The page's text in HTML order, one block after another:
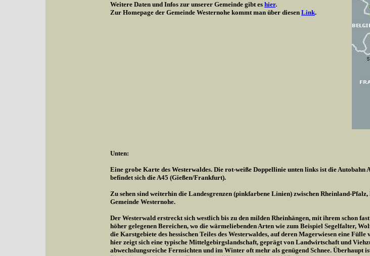
Weitere Daten und Infos zur unserer Gemeinde gibt es hier.
Zur Homepage der Gemeinde Westernohe kommt man über diesen Link.
Unten:
Eine grobe Karte des Westerwaldes. Die rot-weiße Doppellinie unten links ist die
befindet sich die A45 (Gießen/Frankfurt).
Zu sehen sind weiterhin die Landesgrenzen (pinkfarbene Linien) zwischen Rheinland-
Gemeinde Westernohe.
Der Westerwald erstreckt sich westlich bis zu den milden Rheinhängen, mit ihrem schon
höher gelegenen Bereichen, wo die wärmeliebenden Arten wie zum Beispiel Segelfalter,
die Karstgebiete des hessischen Teiles des Westerwaldes, auf deren Magerwiesen eine
hier zeigt sich eine typische Mittelgebirgslandschaft, geprägt von Landwirtschaft und
abwechslungsreiche Fernsichten und im Winter oft mehr als genügend Schnee.